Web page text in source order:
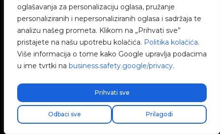
oglašavanja za personalizaciju oglasa, pružanje
personaliziranih i nepersonaliziranih oglasa i sadržaja te
analizu našeg prometa. Klikom na „Prihvati sve”
pristajete na našu upotrebu kolačića. Politika kolačića.
Više informacija o tome kako Google upravlja podacima
u ime tvrtki na business.safety.google/privacy.
Prilagodi
Odbaci sve
Prihvati sve
V2C Power
V2C Cloud
Blog
Politika privatnosti